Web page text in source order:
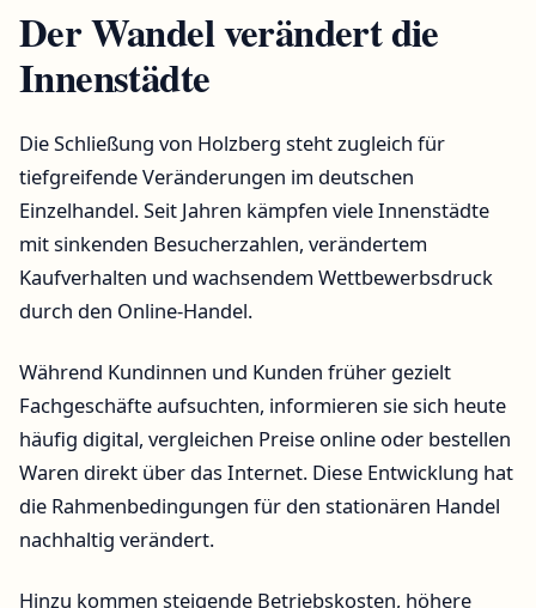
Der Wandel verändert die
Innenstädte
Die Schließung von Holzberg steht zugleich für
tiefgreifende Veränderungen im deutschen
Einzelhandel. Seit Jahren kämpfen viele Innenstädte
mit sinkenden Besucherzahlen, verändertem
Kaufverhalten und wachsendem Wettbewerbsdruck
durch den Online-Handel.
Während Kundinnen und Kunden früher gezielt
Fachgeschäfte aufsuchten, informieren sie sich heute
häufig digital, vergleichen Preise online oder bestellen
Waren direkt über das Internet. Diese Entwicklung hat
die Rahmenbedingungen für den stationären Handel
nachhaltig verändert.
Hinzu kommen steigende Betriebskosten, höhere